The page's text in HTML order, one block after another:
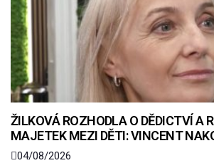
ŽILKOVÁ ROZHODLA O DĚDICTVÍ A
MAJETEK MEZI DĚTI: VINCENT
04/08/2026